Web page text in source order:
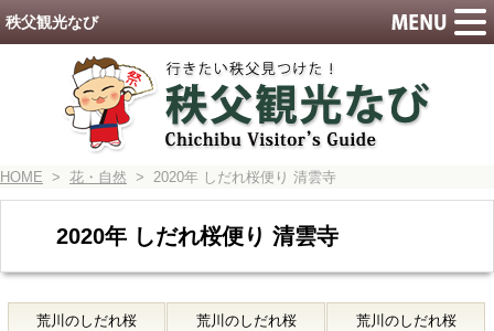
HOME > 花・自然 > 2020年 しだれ桜便り 清雲寺
2020年 しだれ桜便り 清雲寺
荒川のしだれ桜
荒川のしだれ桜
荒川のしだれ桜
秩父観光なび